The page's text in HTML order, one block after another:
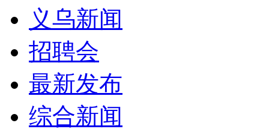
义乌新闻
招聘会
最新发布
综合新闻